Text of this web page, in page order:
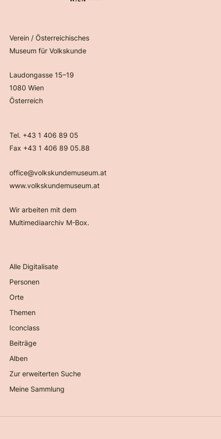
Verein / Österreichisches
Museum für Volkskunde
Laudongasse 15–19
1080 Wien
Österreich
Tel. +43 1 406 89 05
Fax +43 1 406 89 05.88
office@volkskundemuseum.at
www.volkskundemuseum.at
Wir arbeiten mit dem
Multimediaarchiv M-Box.
Alle Digitalisate
Personen
Orte
Themen
Iconclass
Beiträge
Alben
Zur erweiterten Suche
Meine Sammlung